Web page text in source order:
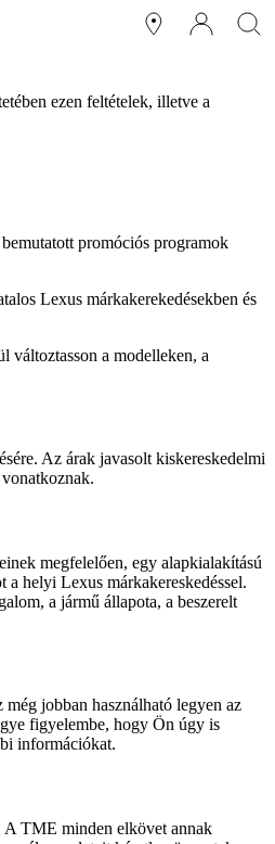
ezen feltételek, illetve a
promóciós programok
Lexus márkakerekedésekben és
változtasson a modelleken, a
Az árak javasolt kiskereskedelmi
megfelelően, egy alapkialakítású
helyi Lexus márkakereskedéssel.
a jármű állapota, a beszerelt
jobban használható legyen az
figyelembe, hogy Ön úgy is
információkat.
A TME minden elkövet annak